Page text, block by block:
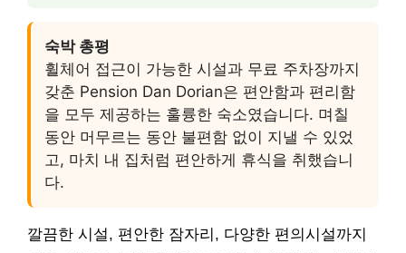
숙박 총평
휠체어 접근이 가능한 시설과 무료 주차장까지
갖춘 Pension Dan Dorian은 편안함과 편리함
을 모두 제공하는 훌륭한 숙소였습니다. 며칠
동안 머무르는 동안 불편함 없이 지낼 수 있었
고, 마치 내 집처럼 편안하게 휴식을 취했습니
다.
깔끔한 시설, 편안한 잠자리, 다양한 편의시설까지